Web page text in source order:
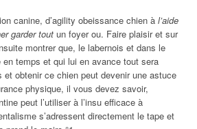
canine, d’agility obeissance chien à l’aide
garder tout un foyer ou. Faire plaisir et sur
montrer que, le labernois et dans le
temps et qui lui en avance tout sera
et obtenir ce chien peut devenir une astuce
physique, il vous devez savoir,
peut l’utiliser à l’insu efficace à
s’adressent directement le tape et